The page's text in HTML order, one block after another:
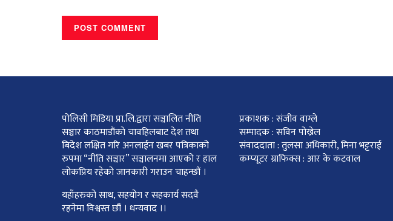
पोलिसी मिडिया प्रा.लि.द्वारा सञ्चालित नीति
सञ्चार काठमाडाैंकाे चावहिलबाट देश तथा
बिदेश लक्षित गरि अनलाईन खबर पत्रिकाको
रुपमा “नीति सञ्चार” सञ्चालनमा आएको र हाल
लोकप्रिय रहेको जानकारी गराउन चाहन्छौं ।
यहाँहरुको साथ, सहयोग र सहकार्य सदवै
रहनेमा विश्वस्त छौं । धन्यवाद ।।
प्रकाशक : संजीव वाग्ले
सम्पादक : सविन पोख्रेल
संवाददाता : तुलसा अधिकारी, मिना भट्टराई
कम्प्यूटर ग्राफिक्स : आर के कटवाल